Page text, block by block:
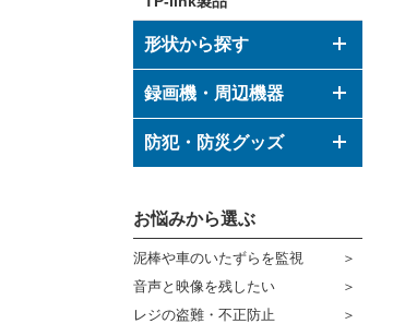
形状から探す
ドーム型カメラ
ボックス型カメラ
その他形状のカメラ
録画機・周辺機器
デジタルレコーダー
ハウジング
ブラケット
ケーブル
防犯・防災グッズ
防災グッズ
センサーライト・アラーム
お悩みから選ぶ
泥棒や車のいたずらを監視
音声と映像を残したい
レジの盗難・不正防止